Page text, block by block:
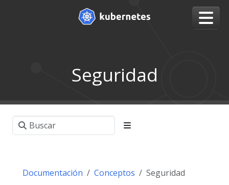
Seguridad
Documentación Conceptos Seguridad